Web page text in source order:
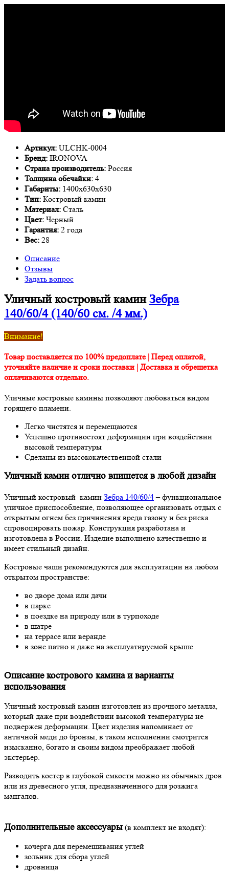
Артикул: ULCHK-0004
Бренд: IRONOVA
Страна производитель: Россия
Толщина обечайки: 4
Габариты: 1400х630х630
Тип: Костровый камин
Материал: Сталь
Цвет: Черный
Гарантия: 2 года
Вес: 28
Описание
Отзывы
Задать вопрос
Уличный костровый каминЗебра
140/60/4 (140/60 см. /4 мм.)
Внимание!
Товар поставляется по 100% предоплате | Перед оплатой,
уточняйте наличие и сроки поставки | Доставка и обрешетка
оплачиваются отдельно.
Уличные костровые камины позволяют любоваться видом
горящего пламени.
Легко чистятся и перемещаются
Успешно противостоят деформации при воздействии
высокой температуры
Сделаны из высококачественной стали
Уличный камин отлично впишется в любой дизайн
Уличный костровый камин Зебра 140/60/4– функциональное
уличное приспособление, позволяющее организовать отдых с
открытым огнем без причинения вреда газону и без риска
спровоцировать пожар. Конструкция разработана и
изготовлена в России. Изделие выполнено качественно и
имеет стильный дизайн.
Костровые чаши рекомендуются для эксплуатации на любом
открытом пространстве:
во дворе дома или дачи
в парке
в поездке на природу или в турпоходе
в шатре
на террасе или веранде
в зоне патио и даже на эксплуатируемой крыше
Описание кострового камина и варианты
использования
Уличный костровый камин изготовлен из прочного металла,
который даже при воздействии высокой температуры не
подвержен деформации. Цвет изделия напоминает от
античной меди до бронзы, в таком исполнении смотрится
изысканно, богато и своим видом преображает любой
экстерьер.
Разводить костер в глубокой емкости можно из обычных дров
или из древесного угля, предназначенного для розжига
мангалов.
Дополнительные аксессуары (в комплект не входят):
кочерга для перемешивания углей
зольник для сбора углей
дровница